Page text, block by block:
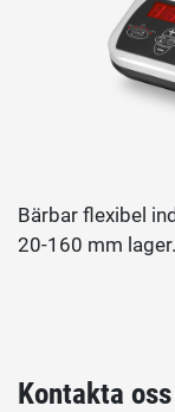
Bärbar flexibel
20-160 mm
Kontakta